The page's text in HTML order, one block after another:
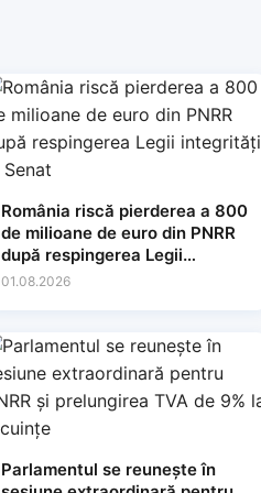
România riscă pierderea a 800
de milioane de euro din PNRR
după respingerea Legii
integrității în Senat
01.08.2026
Parlamentul se reunește în